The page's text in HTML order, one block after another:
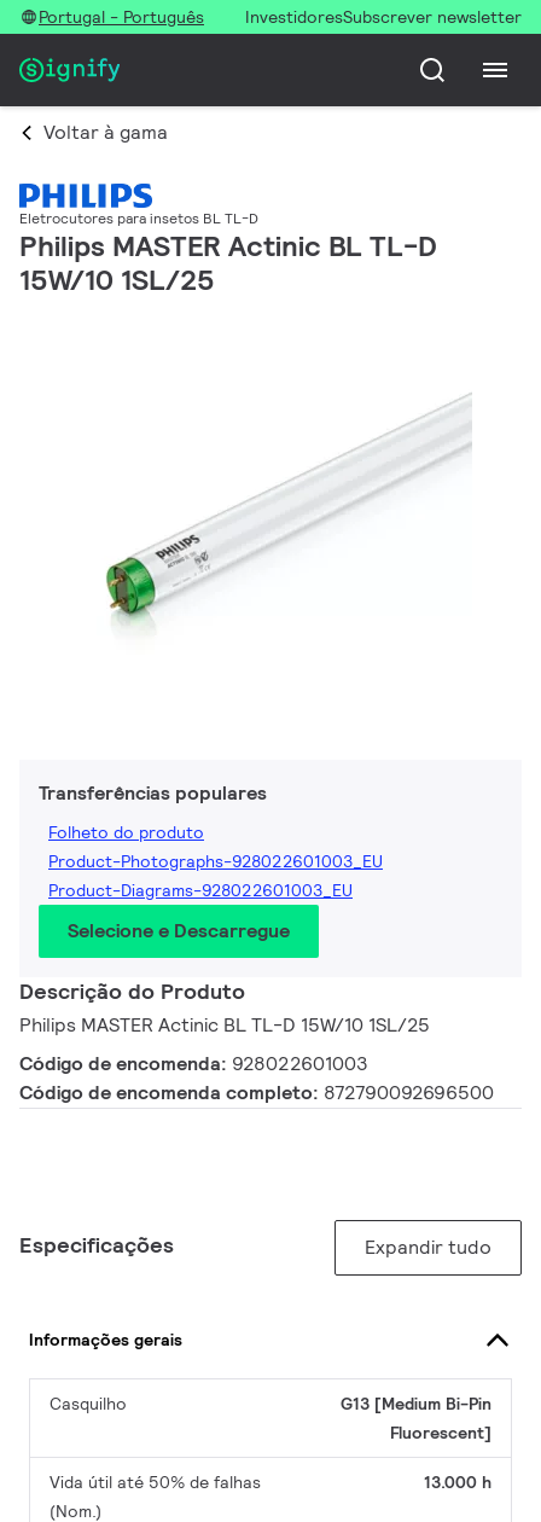
Portugal - Português InvestidoresSubscrever newsletter
Voltar à gama
Eletrocutores para insetos BL TL-D
Philips MASTER Actinic BL TL-D
15W/10 1SL/25
Transferências populares
Folheto do produto
Product-Photographs-928022601003_EU
Product-Diagrams-928022601003_EU
Selecione e Descarregue
Descrição do Produto
Philips MASTER Actinic BL TL-D 15W/10 1SL/25
Código de encomenda: 928022601003
Código de encomenda completo: 872790092696500
Especificações Expandir tudo
Informações gerais
Casquilho
G13 [Medium Bi-Pin
Fluorescent]
Vida útil até 50% de falhas
(Nom.)
13.000 h